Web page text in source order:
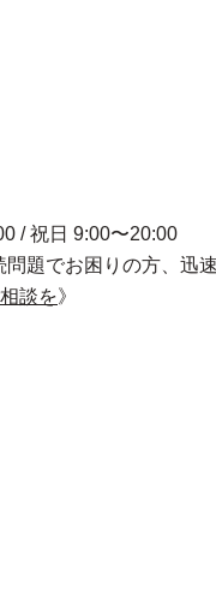
/ 祝日 9:00〜20:00
問題でお困りの方、迅
談を》